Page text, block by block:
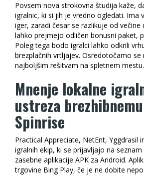
Povsem nova strokovna študija kaže,
igralnic, ki si jih je vredno ogledati. Ima
iger, zaradi česar se razlikuje od
lahko prejmejo odličen bonusni paket,
Poleg tega bodo igralci lahko odkrili
brezplačnih vrtljajev. Osredotočamo
najboljšim rešitvam na spletnem mestu.
Mnenje lokalne
ustreza
Spinrise
Practical Appreciate, NetEnt,
igralnih ekip, ki se prijavljajo na
zasebne aplikacije APK za Android.
trgovine Bing Play, če je ne dobite